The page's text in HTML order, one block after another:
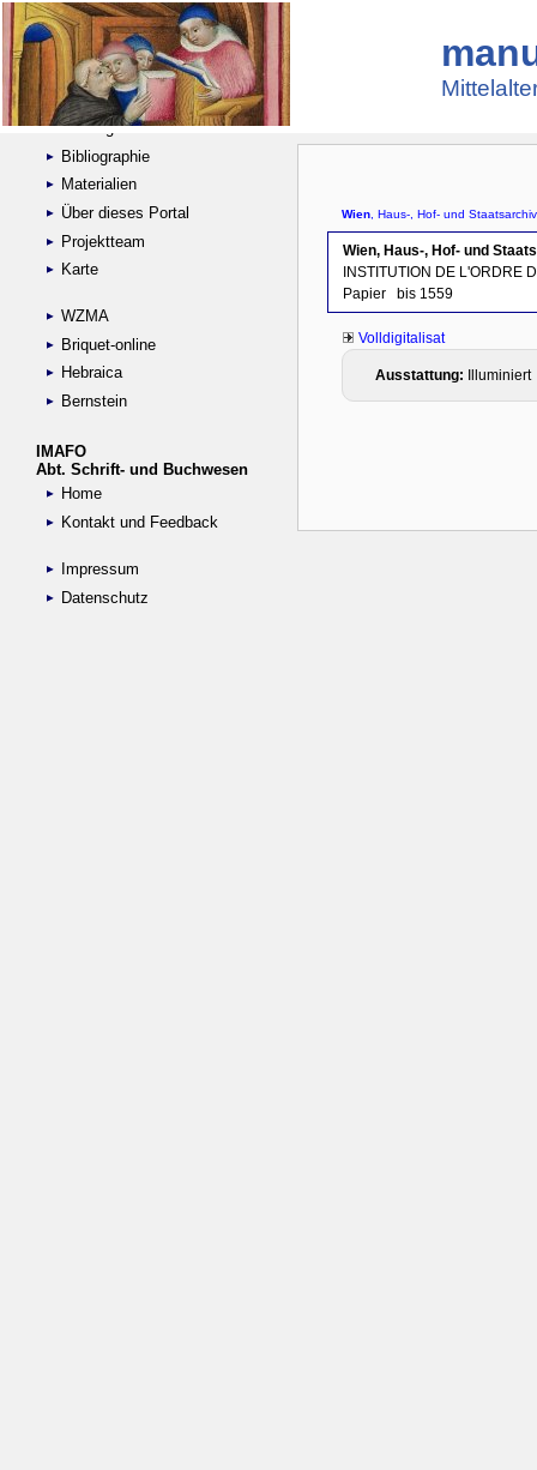
Suche
Handschriftensammlungen
Digitalisierte Handschriften
Kataloge
Bibliographie
Materialien
Über dieses Portal
Projektteam
Karte
WZMA
Briquet-online
Hebraica
Bernstein
IMAFO
Abt. Schrift- und Buchwesen
Home
Kontakt und Feedback
Impressum
Datenschutz